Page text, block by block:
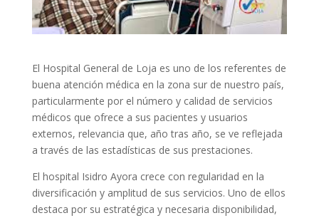
El Hospital General de Loja es uno de los referentes de
buena atención médica en la zona sur de nuestro país,
particularmente por el número y calidad de servicios
médicos que ofrece a sus pacientes y usuarios
externos, relevancia que, año tras año, se ve reflejada
a través de las estadísticas de sus prestaciones.
El hospital Isidro Ayora crece con regularidad en la
diversificación y amplitud de sus servicios. Uno de ellos
destaca por su estratégica y necesaria disponibilidad,